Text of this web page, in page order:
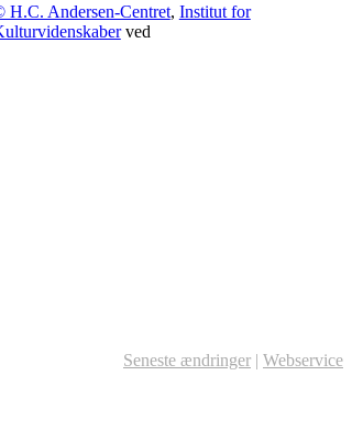
H.C. Andersen-Centret, Institut for
ved
Seneste ændringer | Webservice